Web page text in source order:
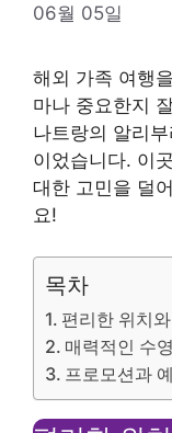
06월 05일
해외 가족 여행
마나 중요한지
나트랑의 알리
이었습니다. 이
대한 고민을 덜
요!
목차
편리한 위치
매력적인 수
프로모션과